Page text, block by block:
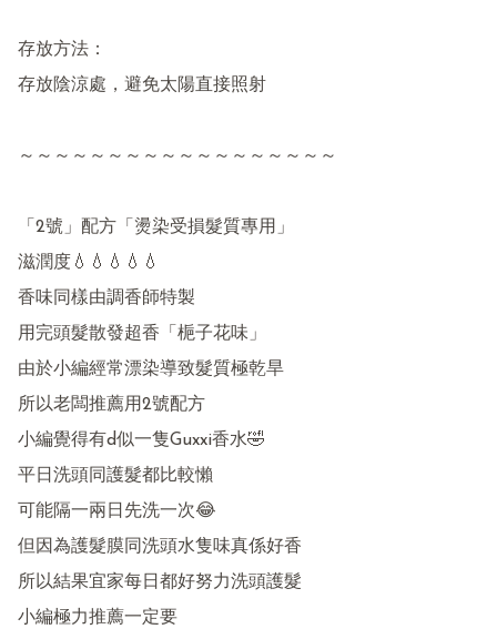
存放方法：
存放陰涼處，避免太陽直接照射
～～～～～～～～～～～～～～～～～～
「2號」配方「燙染受損髮質專用」
滋潤度💧💧💧💧💧
香味同樣由調香師特製
用完頭髮散發超香「梔子花味」
由於小編經常漂染導致髮質極乾旱
所以老闆推薦用2號配方
小編覺得有d似一隻Guxxi香水🤣
平日洗頭同護髮都比較懶
可能隔一兩日先洗一次😂
但因為護髮膜同洗頭水隻味真係好香
所以結果宜家每日都好努力洗頭護髮
小編極力推薦一定要